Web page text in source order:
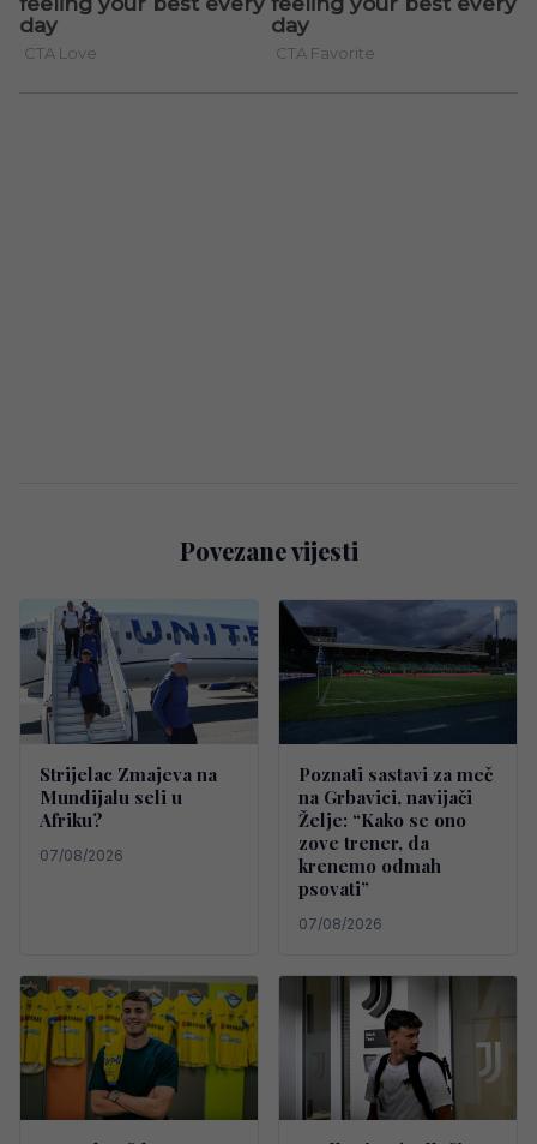
Povezane vijesti
Strijelac Zmajeva na
Mundijalu seli u
Afriku?
07/08/2026
Poznati sastavi za meč
na Grbavici, navijači
Želje: “Kako se ono
zove trener, da
krenemo odmah
psovati”
07/08/2026